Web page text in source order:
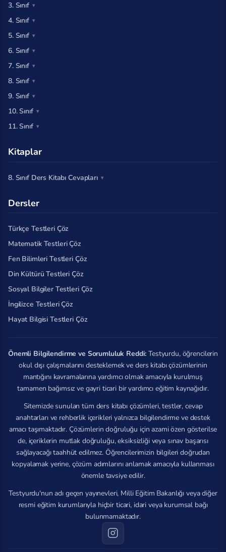
3. Sınıf
4. Sınıf
5. Sınıf
6. Sınıf
7. Sınıf
8. Sınıf
9. Sınıf
10. Sınıf
11. Sınıf
Kitaplar
8. Sınıf Ders Kitabı Cevapları
Dersler
Türkçe Testleri Çöz
Matematik Testleri Çöz
Fen Bilimleri Testleri Çöz
Din Kültürü Testleri Çöz
Sosyal Bilgiler Testleri Çöz
İngilizce Testleri Çöz
Hayat Bilgisi Testleri Çöz
Önemli Bilgilendirme ve Sorumluluk Reddi: Testyurdu, öğrencilerin
okul dışı çalışmalarını desteklemek ve ders kitabı çözümlerinin
mantığını kavramalarına yardımcı olmak amacıyla kurulmuş
tamamen bağımsız ve gayri ticari bir yardımcı eğitim kaynağıdır.
Sitemizde sunulan tüm ders kitabı çözümleri, testler, cevap
anahtarları ve rehberlik içerikleri yalnızca bilgilendirme ve destek
amacı taşımaktadır. Çözümlerin doğruluğu için azami özen gösterilse
de, içeriklerin mutlak doğruluğu, eksiksizliği veya sınav başarısı
sağlayacağı taahhüt edilmez. Öğrencilerimizin bilgileri doğrudan
kopyalamak yerine, çözüm adımlarını anlamak amacıyla kullanması
önemle tavsiye edilir.
Testyurdu'nun adı geçen yayınevleri, Milli Eğitim Bakanlığı veya diğer
resmi eğitim kurumlarıyla hiçbir ticari, idari veya kurumsal bağı
bulunmamaktadır.